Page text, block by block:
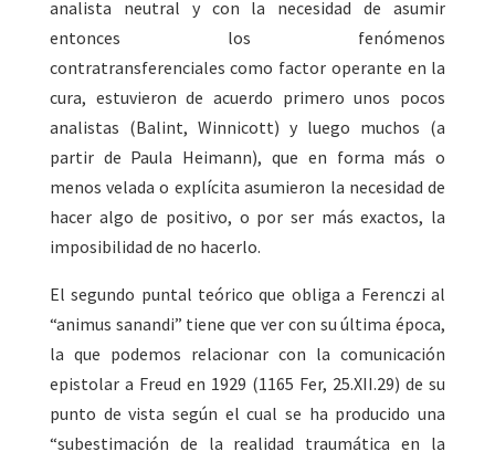
analista neutral y con la necesidad de asumir
entonces los fenómenos
contratransferenciales como factor operante en la
cura, estuvieron de acuerdo primero unos pocos
analistas (Balint, Winnicott) y luego muchos (a
partir de Paula Heimann), que en forma más o
menos velada o explícita asumieron la necesidad de
hacer algo de positivo, o por ser más exactos, la
imposibilidad de no hacerlo.
El segundo puntal teórico que obliga a Ferenczi al
“animus sanandi” tiene que ver con su última época,
la que podemos relacionar con la comunicación
epistolar a Freud en 1929 (1165 Fer, 25.XII.29) de su
punto de vista según el cual se ha producido una
“subestimación de la realidad traumática en la